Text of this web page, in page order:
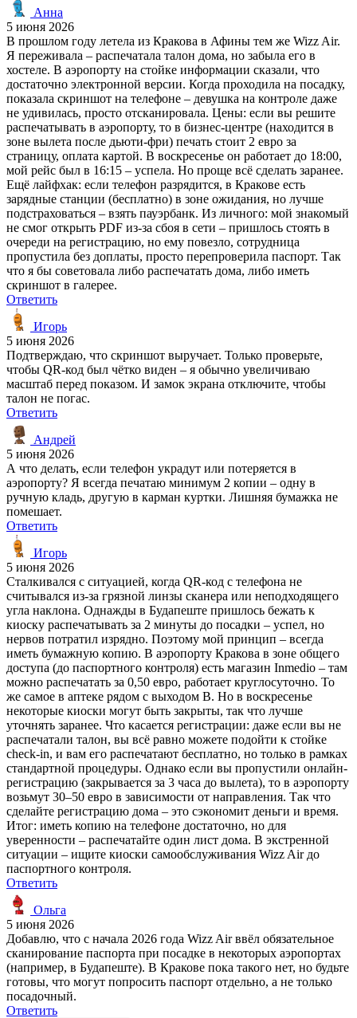
Анна
5 июня 2026
В прошлом году летела из Кракова в Афины тем же Wizz Air.
Я переживала – распечатала талон дома, но забыла его в
хостеле. В аэропорту на стойке информации сказали, что
достаточно электронной версии. Когда проходила на посадку,
показала скриншот на телефоне – девушка на контроле даже
не удивилась, просто отсканировала. Цены: если вы решите
распечатывать в аэропорту, то в бизнес-центре (находится в
зоне вылета после дьюти-фри) печать стоит 2 евро за
страницу, оплата картой. В воскресенье он работает до 18:00,
мой рейс был в 16:15 – успела. Но проще всё сделать заранее.
Ещё лайфхак: если телефон разрядится, в Кракове есть
зарядные станции (бесплатно) в зоне ожидания, но лучше
подстраховаться – взять пауэрбанк. Из личного: мой знакомый
не смог открыть PDF из-за сбоя в сети – пришлось стоять в
очереди на регистрацию, но ему повезло, сотрудница
пропустила без доплаты, просто перепроверила паспорт. Так
что я бы советовала либо распечатать дома, либо иметь
скриншот в галерее.
Ответить
Игорь
5 июня 2026
Подтверждаю, что скриншот выручает. Только проверьте,
чтобы QR-код был чётко виден – я обычно увеличиваю
масштаб перед показом. И замок экрана отключите, чтобы
талон не погас.
Ответить
Андрей
5 июня 2026
А что делать, если телефон украдут или потеряется в
аэропорту? Я всегда печатаю минимум 2 копии – одну в
ручную кладь, другую в карман куртки. Лишняя бумажка не
помешает.
Ответить
Игорь
5 июня 2026
Сталкивался с ситуацией, когда QR-код с телефона не
считывался из-за грязной линзы сканера или неподходящего
угла наклона. Однажды в Будапеште пришлось бежать к
киоску распечатывать за 2 минуты до посадки – успел, но
нервов потратил изрядно. Поэтому мой принцип – всегда
иметь бумажную копию. В аэропорту Кракова в зоне общего
доступа (до паспортного контроля) есть магазин Inmedio – там
можно распечатать за 0,50 евро, работает круглосуточно. То
же самое в аптеке рядом с выходом B. Но в воскресенье
некоторые киоски могут быть закрыты, так что лучше
уточнять заранее. Что касается регистрации: даже если вы не
распечатали талон, вы всё равно можете подойти к стойке
check-in, и вам его распечатают бесплатно, но только в рамках
стандартной процедуры. Однако если вы пропустили онлайн-
регистрацию (закрывается за 3 часа до вылета), то в аэропорту
возьмут 30–50 евро в зависимости от направления. Так что
сделайте регистрацию дома – это сэкономит деньги и время.
Итог: иметь копию на телефоне достаточно, но для
уверенности – распечатайте один лист дома. В экстренной
ситуации – ищите киоски самообслуживания Wizz Air до
паспортного контроля.
Ответить
Ольга
5 июня 2026
Добавлю, что с начала 2026 года Wizz Air ввёл обязательное
сканирование паспорта при посадке в некоторых аэропортах
(например, в Будапеште). В Кракове пока такого нет, но будьте
готовы, что могут попросить паспорт отдельно, а не только
посадочный.
Ответить